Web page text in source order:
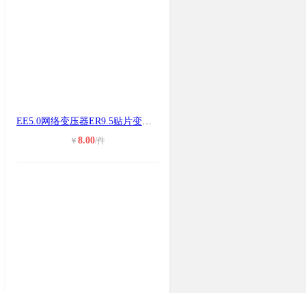
EE5.0网络变压器ER9.5贴片变压器EE8.
￥ 8.00/件